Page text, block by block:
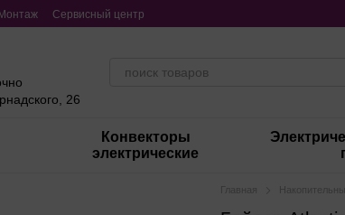
Монтаж Сервисный центр
26
Конвекторы
электрические
Главная